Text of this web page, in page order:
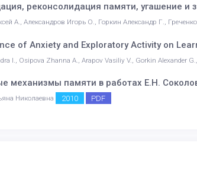
реконсолидация памяти, угашение и
А., Александров Игорь О., Горкин Александр Г.,
of Anxiety and Exploratory Activity on
I., Osipova Zhanna A., Arapov Vasiliy V., Gorkin Alexander
механизмы памяти в работах Е.Н.
Николаевна 2010 PDF